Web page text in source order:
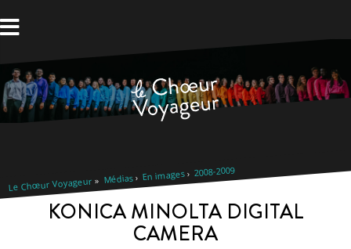
au
Le Chœur Voyageur Médias En images 2008-2009
KONICA MINOLTA DIGITAL
CAMERA